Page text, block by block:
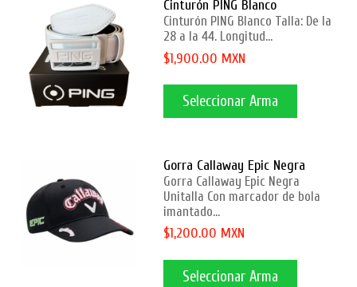
Cinturón PING Blanco
Cinturón PING Blanco Talla: De la
28 a la 44. Longitud...
$1,900.00 MXN
Seleccionar Arma
Gorra Callaway Epic Negra
Gorra Callaway Epic Negra
Unitalla Con marcador de bola
imantado...
$1,200.00 MXN
Seleccionar Arma